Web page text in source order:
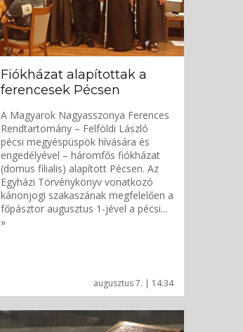
augusztus 7. | 14:34
Fiókházat alapítottak a
ferencesek Pécsen
A Magyarok Nagyasszonya Ferences
Rendtartomány – Felföldi László
pécsi megyéspüspök hívására és
engedélyével – háromfős fiókházat
(domus filialis) alapított Pécsen. Az
Egyházi Törvénykönyv vonatkozó
kánonjogi szakaszának megfelelően a
főpásztor augusztus 1-jével a pécsi...
»